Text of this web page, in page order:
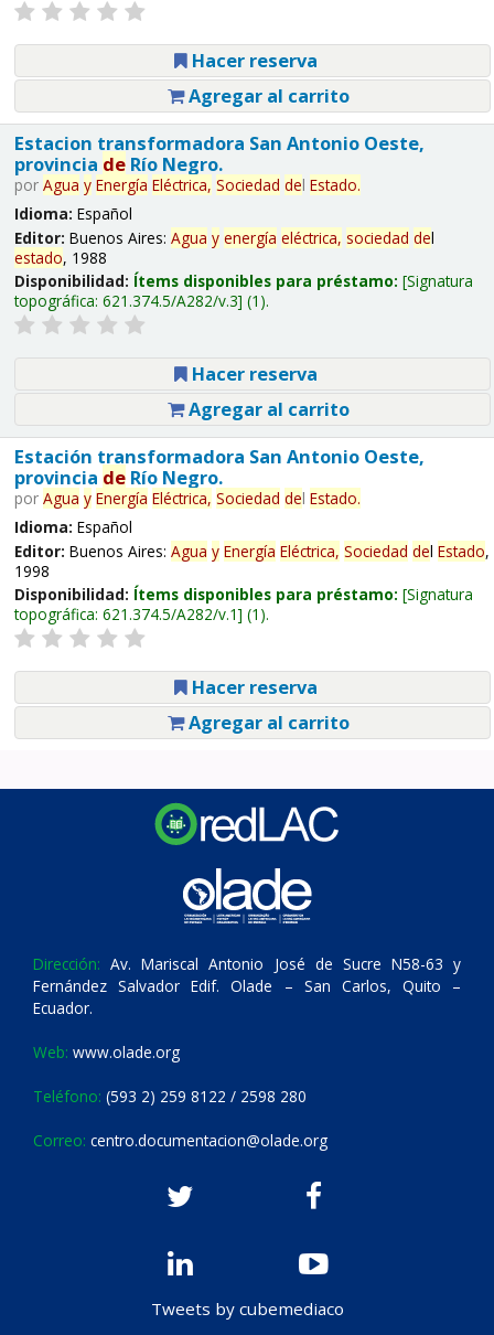
Hacer reserva
Agregar al carrito
Estacion transformadora San Antonio Oeste,
provincia deRío Negro.
por Agua y Energía Eléctrica, Sociedad del Estado.
Idioma: Español
Editor: Buenos Aires: Agua y energía eléctrica, sociedad del
estado, 1988
Disponibilidad: Ítems disponibles para préstamo: Signatura
topográfica: 621.374.5/A282/v.3 (1).
Hacer reserva
Agregar al carrito
Estación transformadora San Antonio Oeste,
provincia deRío Negro.
por Agua y Energía Eléctrica, Sociedad del Estado.
Idioma: Español
Editor: Buenos Aires: Agua y Energía Eléctrica, Sociedad del Estado,
1998
Disponibilidad: Ítems disponibles para préstamo: Signatura
topográfica: 621.374.5/A282/v.1 (1).
Hacer reserva
Agregar al carrito
Dirección: Av. Mariscal Antonio José de Sucre N58-63 y
Fernández Salvador Edif. Olade – San Carlos, Quito –
Ecuador.
Web: www.olade.org
Teléfono: (593 2) 259 8122 / 2598 280
Correo: centro.documentacion@olade.org
Tweets by cubemediaco